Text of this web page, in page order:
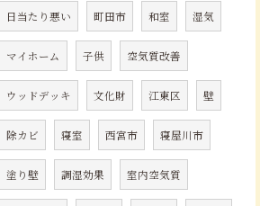
日当たり悪い 町田市 和室 湿気
マイホーム 子供 空気質改善
ウッドデッキ 文化財 江東区 壁
除カビ 寝室 西宮市 寝屋川市
塗り壁 調湿効果 室内空気質